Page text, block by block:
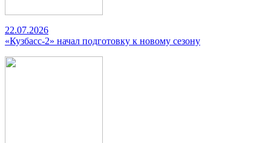
22.07.2026
«Кузбасс-2» начал подготовку к новому сезону